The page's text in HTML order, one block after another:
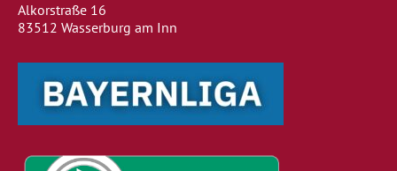
Alkorstraße 16
83512 Wasserburg am Inn